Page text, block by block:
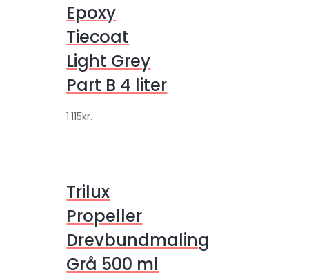
Epoxy
Tiecoat
Light Grey
Part B 4 liter
1.115kr.
Trilux
Propeller
Drevbundmaling
Grå 500 ml